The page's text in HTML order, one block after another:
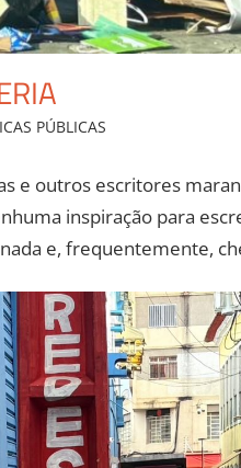
PÚBLICAS
e outros escritores
inspiração para
e, frequentemente,